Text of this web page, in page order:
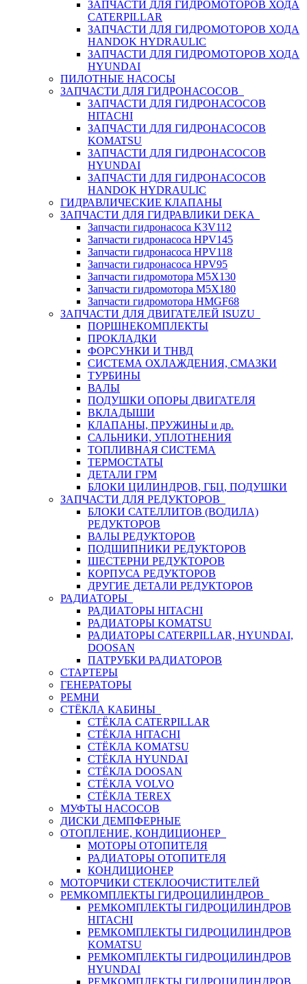
ЗАПЧАСТИ ДЛЯ ГИДРОМОТОРОВ ХОДА
CATERPILLAR
ЗАПЧАСТИ ДЛЯ ГИДРОМОТОРОВ ХОДА
HANDOK HYDRAULIC
ЗАПЧАСТИ ДЛЯ ГИДРОМОТОРОВ ХОДА
HYUNDAI
ПИЛОТНЫЕ НАСОСЫ
ЗАПЧАСТИ ДЛЯ ГИДРОНАСОСОВ
ЗАПЧАСТИ ДЛЯ ГИДРОНАСОСОВ
HITACHI
ЗАПЧАСТИ ДЛЯ ГИДРОНАСОСОВ
KOMATSU
ЗАПЧАСТИ ДЛЯ ГИДРОНАСОСОВ
HYUNDAI
ЗАПЧАСТИ ДЛЯ ГИДРОНАСОСОВ
HANDOK HYDRAULIC
ГИДРАВЛИЧЕСКИЕ КЛАПАНЫ
ЗАПЧАСТИ ДЛЯ ГИДРАВЛИКИ DEKA
Запчасти гидронасоса K3V112
Запчасти гидронасоса HPV145
Запчасти гидронасоса HPV118
Запчасти гидронасоса HPV95
Запчасти гидромотора M5X130
Запчасти гидромотора M5X180
Запчасти гидромотора HMGF68
ЗАПЧАСТИ ДЛЯ ДВИГАТЕЛЕЙ ISUZU
ПОРШНЕКОМПЛЕКТЫ
ПРОКЛАДКИ
ФОРСУНКИ И ТНВД
СИСТЕМА ОХЛАЖДЕНИЯ, СМАЗКИ
ТУРБИНЫ
ВАЛЫ
ПОДУШКИ ОПОРЫ ДВИГАТЕЛЯ
ВКЛАДЫШИ
КЛАПАНЫ, ПРУЖИНЫ и др.
САЛЬНИКИ, УПЛОТНЕНИЯ
ТОПЛИВНАЯ СИСТЕМА
ТЕРМОСТАТЫ
ДЕТАЛИ ГРМ
БЛОКИ ЦИЛИНДРОВ, ГБЦ, ПОДУШКИ
ЗАПЧАСТИ ДЛЯ РЕДУКТОРОВ
БЛОКИ САТЕЛЛИТОВ (ВОДИЛА)
РЕДУКТОРОВ
ВАЛЫ РЕДУКТОРОВ
ПОДШИПНИКИ РЕДУКТОРОВ
ШЕСТЕРНИ РЕДУКТОРОВ
КОРПУСА РЕДУКТОРОВ
ДРУГИЕ ДЕТАЛИ РЕДУКТОРОВ
РАДИАТОРЫ
РАДИАТОРЫ HITACHI
РАДИАТОРЫ KOMATSU
РАДИАТОРЫ CATERPILLAR, HYUNDAI,
DOOSAN
ПАТРУБКИ РАДИАТОРОВ
СТАРТЕРЫ
ГЕНЕРАТОРЫ
РЕМНИ
СТЁКЛА КАБИНЫ
СТЁКЛА CATERPILLAR
СТЁКЛА HITACHI
СТЁКЛА KOMATSU
СТЁКЛА HYUNDAI
СТЁКЛА DOOSAN
СТЁКЛА VOLVO
СТЁКЛА TEREX
МУФТЫ НАСОСОВ
ДИСКИ ДЕМПФЕРНЫЕ
ОТОПЛЕНИЕ, КОНДИЦИОНЕР
МОТОРЫ ОТОПИТЕЛЯ
РАДИАТОРЫ ОТОПИТЕЛЯ
КОНДИЦИОНЕР
МОТОРЧИКИ СТЕКЛООЧИСТИТЕЛЕЙ
РЕМКОМПЛЕКТЫ ГИДРОЦИЛИНДРОВ
РЕМКОМПЛЕКТЫ ГИДРОЦИЛИНДРОВ
HITACHI
РЕМКОМПЛЕКТЫ ГИДРОЦИЛИНДРОВ
KOMATSU
РЕМКОМПЛЕКТЫ ГИДРОЦИЛИНДРОВ
HYUNDAI
РЕМКОМПЛЕКТЫ ГИДРОЦИЛИНДРОВ